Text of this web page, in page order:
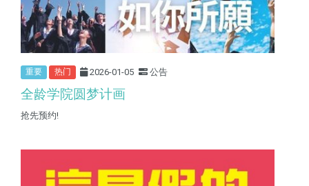
重要 热门 2026-01-05 公告
全龄学院圆梦计画
抢先预约!